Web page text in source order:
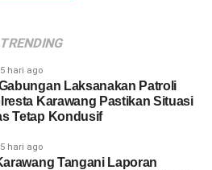
TRENDING
5 hari ago
Laksanakan Patroli
Karawang Pastikan Situasi
Tetap Kondusif
5 hari ago
Tangani Laporan